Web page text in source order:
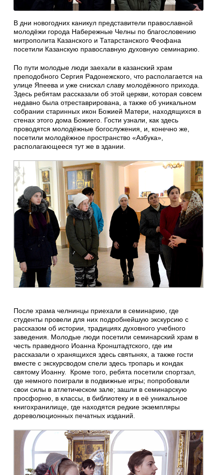
В дни новогодних каникул представители православной
молодёжи города Набережные Челны по благословению
митрополита Казанского и Татарстанского Феофана
посетили Казанскую православную духовную семинарию.
По пути молодые люди заехали в казанский храм
преподобного Сергия Радонежского, что располагается на
улице Япеева и уже снискал славу молодёжного прихода.
Здесь ребятам рассказали об этой церкви, которая совсем
недавно была отреставрирована, а также об уникальном
собрании старинных икон Божией Матери, находящихся в
стенах этого дома Божиего. Гости узнали, как здесь
проводятся молодёжные богослужения, и, конечно же,
посетили молодёжное пространство «Азбука»,
располагающееся тут же в здании.
После храма челнинцы приехали в семинарию, где
студенты провели для них подробнейшую экскурсию с
рассказом об истории, традициях духовного учебного
заведения. Молодые люди посетили семинарский храм в
честь праведного Иоанна Кронштадтского, где им
рассказали о хранящихся здесь святынях, а также гости
вместе с экскурсводом спели здесь тропарь и кондак
святому Иоанну. Кроме того, ребята посетили спортзал,
где немного поиграли в подвижные игры; попробовали
свои силы в атлетическом зале; зашли в семинарскую
просфорню, в классы, в библиотеку и в её уникальное
книгохранилище, где находятся редкие экземпляры
дореволюционных печатных изданий.